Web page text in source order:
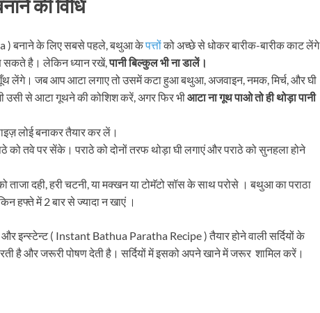
की विधि
) बनाने के लिए सबसे पहले, बथुआ केपत्तोंको अच्छे से धोकर बारीक-बारीक काट लेंगे
सकते है। लेकिन ध्यान रखें, पानी बिल्कुल भी ना डालें।
लेंगे। जब आप आटा लगाए तो उसमें कटा हुआ बथुआ, अजवाइन, नमक, मिर्च, और घी
से आटा गूथने की कोशिश करें, अगर फिर भीआटा ना गूथ पाओ तो ही थोड़ा पानी
लोई बनाकर तैयार कर लें।
को तवे पर सेंके। पराठे को दोनों तरफ थोड़ा घी लगाएं और पराठे को सुनहला होने
ताजा दही, हरी चटनी, या मक्खन या टोमॅटो सॉस के साथ परोसे । बथुआ का पराठा
हफ्ते में 2 बार से ज्यादा न खाएं ।
इन्स्टेन्ट ( Instant Bathua Paratha Recipe ) तैयार होने वाली सर्दियों के
है और जरूरी पोषण देती है। सर्दियों में इसको अपने खाने में जरूर शामिल करें।